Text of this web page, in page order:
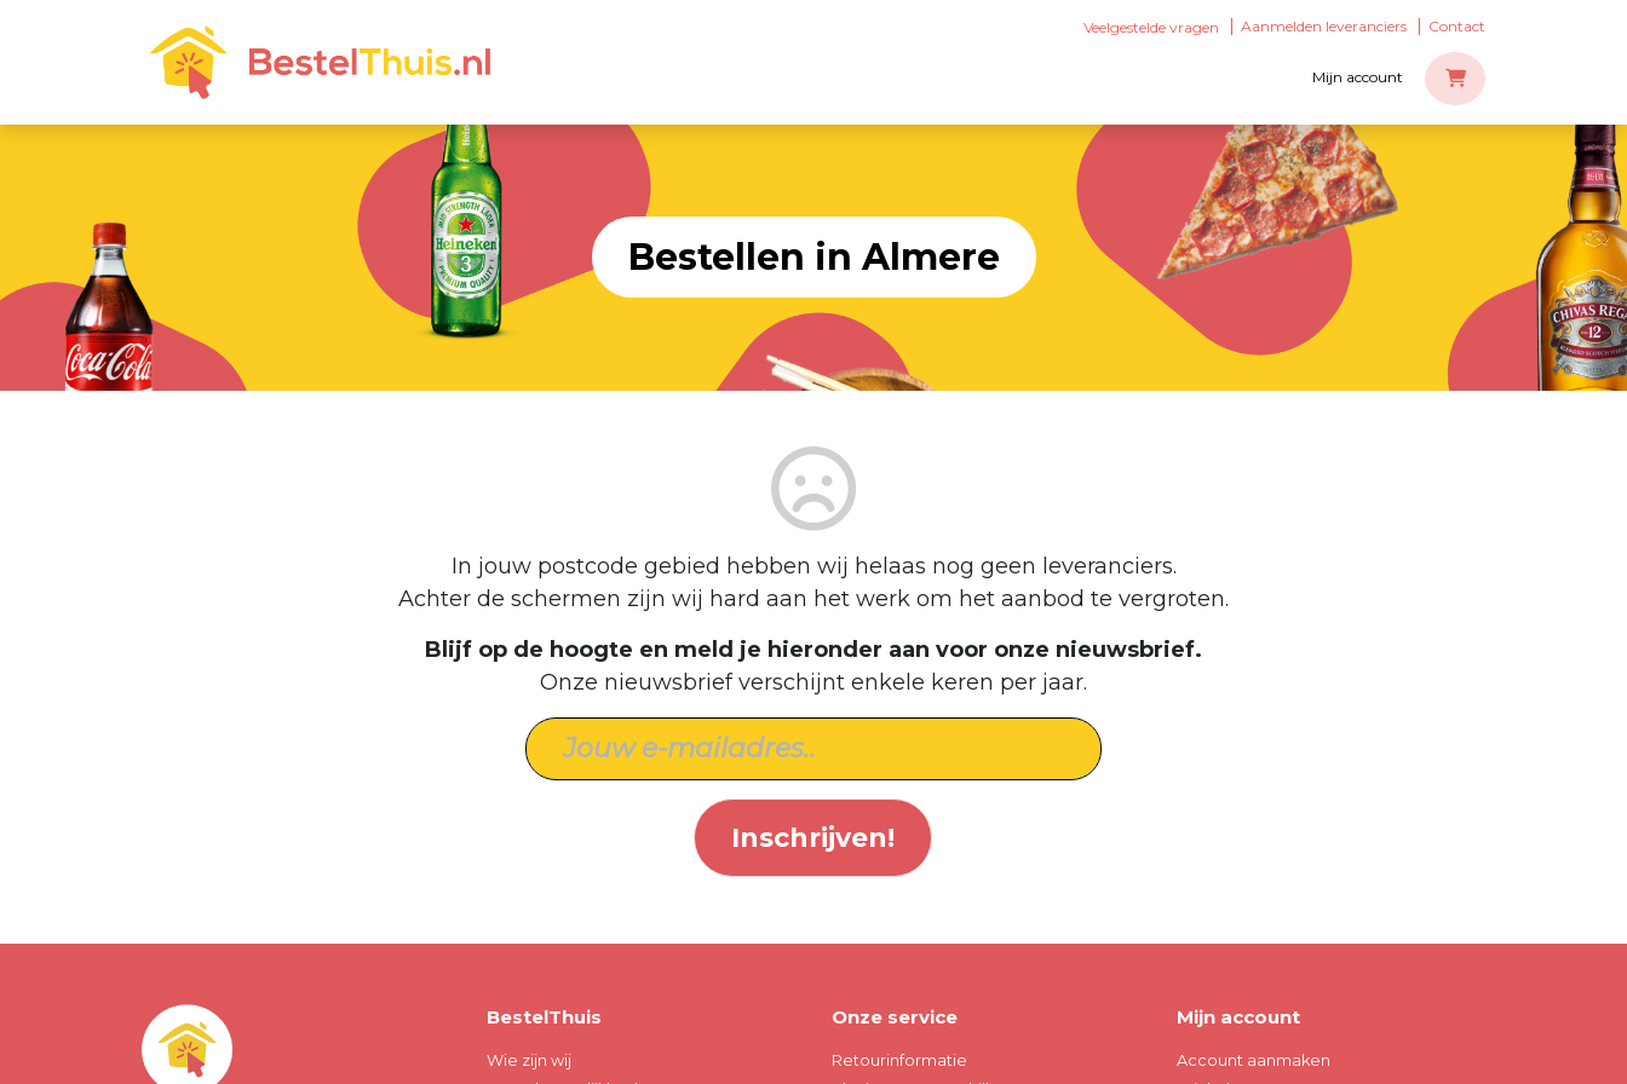
Veelgestelde vragen Aanmelden leveranciers Contact
Mijn account
Bestellen in Almere
In jouw postcode gebied hebben wij helaas nog geen leveranciers.
Achter de schermen zijn wij hard aan het werk om het aanbod te vergroten.
Blijf op de hoogte en meld je hieronder aan voor onze nieuwsbrief.
Onze nieuwsbrief verschijnt enkele keren per jaar.
Inschrijven!
BestelThuis
Wie zijn wij
Onze service
Retourinformatie
Mijn account
Account aanmaken